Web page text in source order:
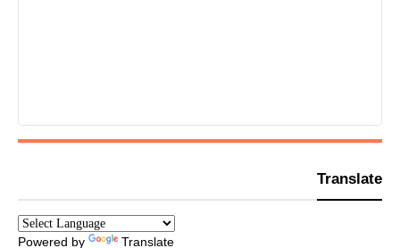
Translate
Powered by Translate